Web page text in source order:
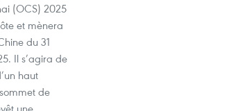
(OCS) 2025
et mènera
du 31
Il s’agira de
haut
de
une